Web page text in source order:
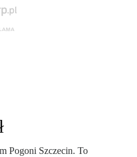
Pogoni Szczecin. To